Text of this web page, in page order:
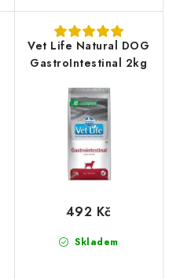
Vet Life Natural DOG
GastroIntestinal 2kg
Skladem
492 Kč